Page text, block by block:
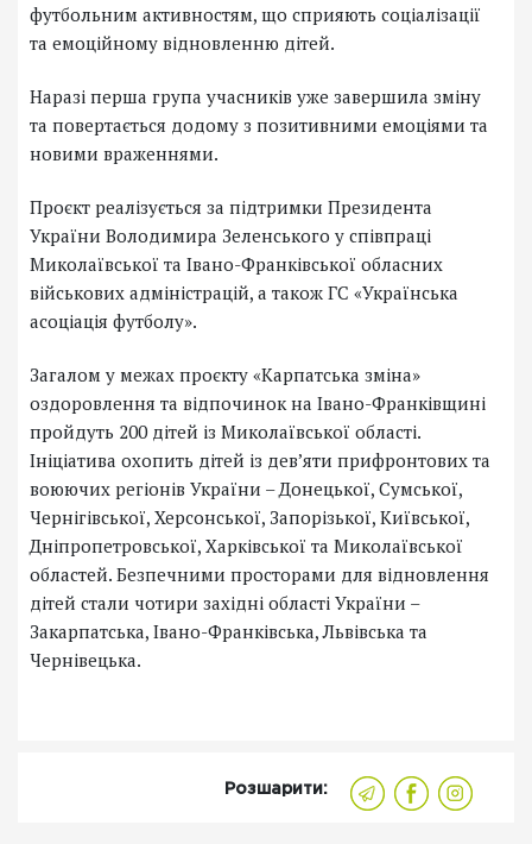
футбольним активностям, що сприяють соціалізації
та емоційному відновленню дітей.
Наразі перша група учасників уже завершила зміну
та повертається додому з позитивними емоціями та
новими враженнями.
Проєкт реалізується за підтримки Президента
України Володимира Зеленського у співпраці
Миколаївської та Івано-Франківської обласних
військових адміністрацій, а також ГС «Українська
асоціація футболу».
Загалом у межах проєкту «Карпатська зміна»
оздоровлення та відпочинок на Івано-Франківщині
пройдуть 200 дітей із Миколаївської області.
Ініціатива охопить дітей із дев’яти прифронтових та
воюючих регіонів України – Донецької, Сумської,
Чернігівської, Херсонської, Запорізької, Київської,
Дніпропетровської, Харківської та Миколаївської
областей. Безпечними просторами для відновлення
дітей стали чотири західні області України –
Закарпатська, Івано-Франківська, Львівська та
Чернівецька.
Розшарити: